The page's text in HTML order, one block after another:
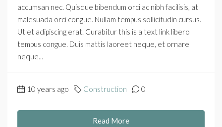
accumsan nec. Quisque bibendum orci ac nibh facilisis, at
malesuada orci congue. Nullam tempus sollicitudin cursus.
Ut et adipiscing erat. Curabitur this is a text link libero
tempus congue. Duis mattis laoreet neque, et ornare
neque...
10 years ago Construction 0
Read More